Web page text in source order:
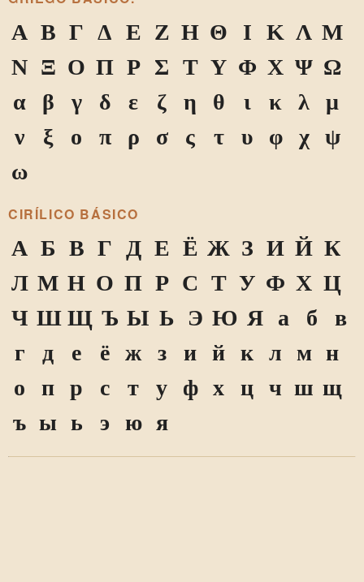
Α Β Γ Δ Ε Ζ Η Θ Ι Κ Λ Μ
Ν Ξ Ο Π Ρ Σ Τ Υ Φ Χ Ψ Ω
α
β γ δ ε ζ η θ ι κ λ
μ
ν
ξ ο π ρ σ ς τ υ φ χ
ψ
ω
CIRÍLICO BÁSICO
А Б В Г Д Е Ё Ж З И Й К
Л М Н О П Р С Т У Ф Х Ц
Ч Ш Щ Ъ Ы Ь Э Ю Я а б
в
г
д е ё ж з и й к л м н
о
п р с т у ф х ц ч ш щ
ъ ы ь э ю я